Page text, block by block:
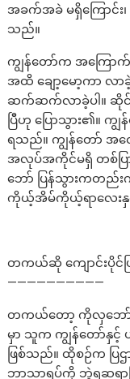
အခက်အခဲ မရှိကြောင်း
သည်။
ကျွန်တော်က အကြောက်
အထိ ချော့မော့ကာ လ
ဆက်ဆက်လာခဲ့ပါ။ ဆိုင်း
ပြီဟု ပြောသွား၏။ က
ရသည်။ ကျွန်တော် အတ
အလုပ်အကိုင်မရှိ တစ်ပြ
ဘော် ပြန်သွားကတည်
ကိုယ့်အိမ်ကိုယ့်ရာလေးနှင့် န
တကယ်ဆို ကျောင်းပိုင်ဖ
——————————
တကယ်တော့ ကိုလှဘော်က
မှာ သူက ကျွန်တော်နှ
ဖြစ်သည်။ ထိုစဉ်က ပြ
ဘာသာရပ်ကို ဘွဲ့ရဆရာဖ